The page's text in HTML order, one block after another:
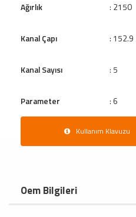
Ağırlık : 2150
Kanal Çapı : 152.9
Kanal Sayısı : 5
Parameter : 6
Kullanım Klavuzu
Oem Bilgileri